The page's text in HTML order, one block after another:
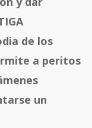
de los
a peritos
un